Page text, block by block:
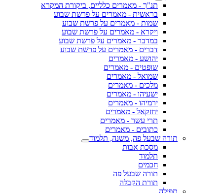
תנ"ך - מאמרים כלליים, ביקורת המקרא
בראשית - מאמרים על פרשת שבוע
שמות - מאמרים על פרשת שבוע
ויקרא - מאמרים על פרשת שבוע
במדבר - מאמרים על פרשת שבוע
דברים - מאמרים על פרשת שבוע
יהושע - מאמרים
שופטים - מאמרים
שמואל - מאמרים
מלכים - מאמרים
ישעיהו - מאמרים
ירמיהו - מאמרים
יחזקאל - מאמרים
תרי עשר - מאמרים
כתובים - מאמרים
תורה שבעל פה, משנה, תלמוד
מסכת אבות
תלמוד
חכמים
תורה שבעל פה
תורת הקבלה
תפילה